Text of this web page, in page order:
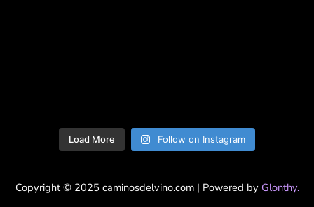
Load More Follow on Instagram
Copyright © 2025 caminosdelvino.com | Powered by Glonthy.